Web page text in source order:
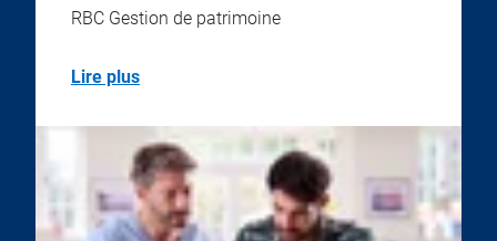
RBC Gestion de patrimoine
Lire plus